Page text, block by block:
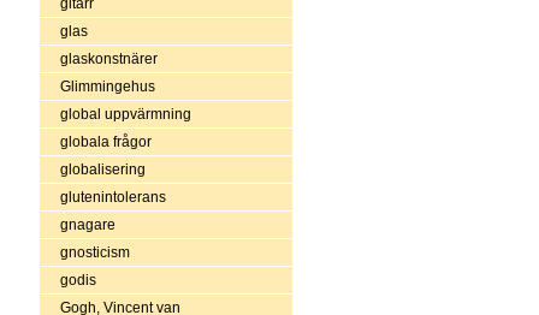
gitarr
glas
glaskonstnärer
Glimmingehus
global uppvärmning
globala frågor
globalisering
glutenintolerans
gnagare
gnosticism
godis
Gogh, Vincent van